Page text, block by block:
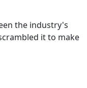
the industry's
it to make